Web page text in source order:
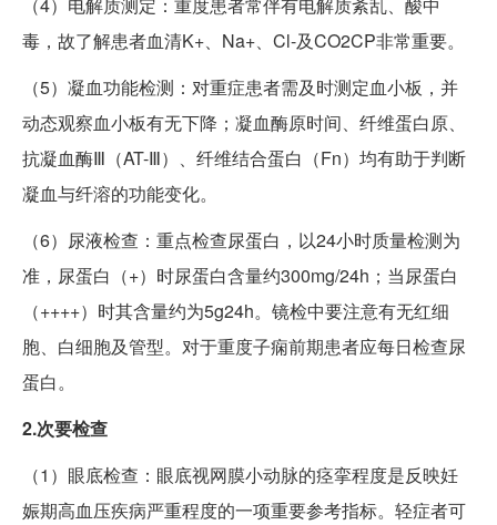
（4）电解质测定：重度患者常伴有电解质紊乱、酸中
毒，故了解患者血清K+、Na+、Cl-及CO2CP非常重要。
（5）凝血功能检测：对重症患者需及时测定血小板，并
动态观察血小板有无下降；凝血酶原时间、纤维蛋白原、
抗凝血酶Ⅲ（AT-Ⅲ）、纤维结合蛋白（Fn）均有助于判断
凝血与纤溶的功能变化。
（6）尿液检查：重点检查尿蛋白，以24小时质量检测为
准，尿蛋白（+）时尿蛋白含量约300mg/24h；当尿蛋白
（++++）时其含量约为5g24h。镜检中要注意有无红细
胞、白细胞及管型。对于重度子痫前期患者应每日检查尿
蛋白。
2.次要检查
（1）眼底检查：眼底视网膜小动脉的痉挛程度是反映妊
娠期高血压疾病严重程度的一项重要参考指标。轻症者可